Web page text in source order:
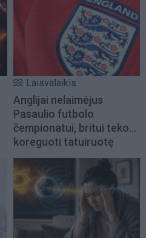
Laisvalaikis
Anglijai nelaimėjus
Pasaulio futbolo
čempionatui, britui teko...
koreguoti tatuiruotę